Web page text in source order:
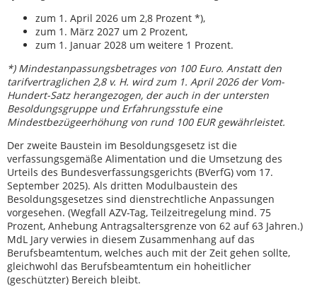
zum 1. April 2026 um 2,8 Prozent *),
zum 1. März 2027 um 2 Prozent,
zum 1. Januar 2028 um weitere 1 Prozent.
*) Mindestanpassungsbetrages von 100 Euro. Anstatt den
tarifvertraglichen 2,8 v. H. wird zum 1. April 2026 der Vom-
Hundert-Satz herangezogen, der auch in der untersten
Besoldungsgruppe und Erfahrungsstufe eine
Mindestbezügeerhöhung von rund 100 EUR gewährleistet.
Der zweite Baustein im Besoldungsgesetz ist die
verfassungsgemäße Alimentation und die Umsetzung des
Urteils des Bundesverfassungsgerichts (BVerfG) vom 17.
September 2025). Als dritten Modulbaustein des
Besoldungsgesetzes sind dienstrechtliche Anpassungen
vorgesehen. (Wegfall AZV-Tag, Teilzeitregelung mind. 75
Prozent, Anhebung Antragsaltersgrenze von 62 auf 63 Jahren.)
MdL Jary verwies in diesem Zusammenhang auf das
Berufsbeamtentum, welches auch mit der Zeit gehen sollte,
gleichwohl das Berufsbeamtentum ein hoheitlicher
(geschützter) Bereich bleibt.